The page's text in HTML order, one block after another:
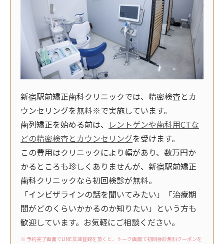
新宿駅前矯正歯科クリニックでは、精密検査とカ
ウンセリングを無料※で実施しています。
歯列矯正を始める前は、 レントゲンや歯科用CTな
どの精密検査とカウンセリングを受けます。
この費用はクリニックにより幅があり、数万円か
かるところも珍しくありませんが、新宿駅前矯正
歯科クリニックなら初回検診が無料。
「インビザラインの話を聞いてみたい」「治療期
間がどのくらいかかるのか知りたい」という方も
歓迎しています。お気軽にご相談ください。
※ 予約完了画面でLINE友達登録を頂くと、トーク画面で初回検診無料クーポンを